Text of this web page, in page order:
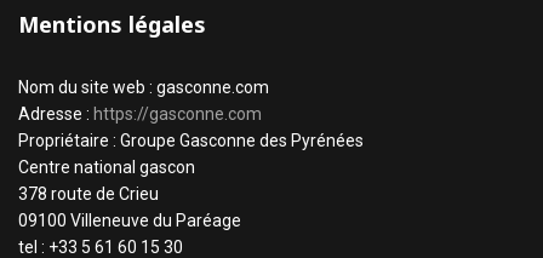
Mentions légales
Nom du site web : gasconne.com
Adresse : https://gasconne.com
Propriétaire : Groupe Gasconne des Pyrénées
Centre national gascon
378 route de Crieu
09100 Villeneuve du Paréage
tel : +33 5 61 60 15 30